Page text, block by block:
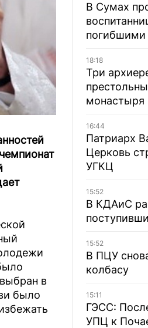
в
было
В Сумах
погибшими
18:18
Три
монастыря
16:44
Патриарх
Церковь
УГКЦ
15:52
В КДАиС
15:52
В ПЦУ
колбасу
15:11
ГЭСС:
УПЦ к